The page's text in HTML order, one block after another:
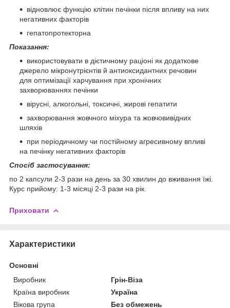
відновлює функцію клітин печінки після впливу на них
негативних факторів
гепатопротекторна
Показання:
використовувати в дієтичному раціоні як додаткове
джерело мікронутрієнтів й антиоксидантних речовин
для оптимізації харчування при хронічних
захворюваннях печінки
вірусні, алкогольні, токсичні, жирові гепатити
захворювання жовчного міхура та жовчовивідних
шляхів
при періодичному чи постійному агресивному впливі
на печінку негативних факторів
Спосіб застосування:
по 2 капсули 2-3 рази на день за 30 хвилин до вживання їжі.
Курс прийому: 1-3 місяці 2-3 рази на рік.
Приховати
Характеристики
Основні
Виробник
Грін-Віза
Країна виробник
Україна
Вікова група
Без обмежень